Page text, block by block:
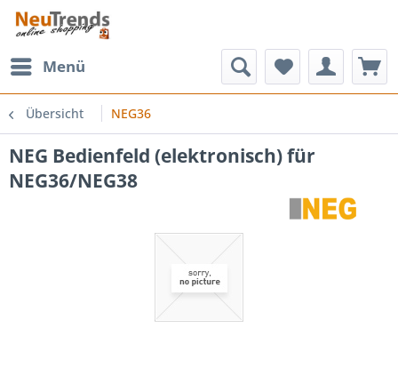
Menü
Übersicht NEG36
NEG Bedienfeld (elektronisch) für
NEG36/NEG38